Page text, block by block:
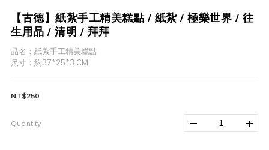
【古德】紙紮手工精美糕點 / 紙紮 / 極樂世界 / 往
生用品 / 清明 / 拜拜
品名：紙紮手工精美糕點
尺寸：約37*25*3 CM
NT$250
Quantity